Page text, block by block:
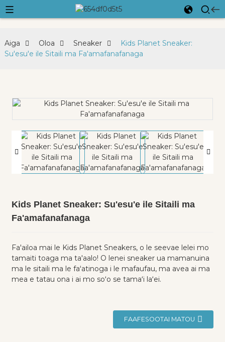
Aiga Oloa Sneaker
Kids Planet Sneaker:
Su'esu'e ile Sitaili ma Fa'amafanafanaga
Kids Planet Sneaker: Su'esu'e ile Sitaili ma
Fa'amafanafanaga
Fa'ailoa mai le Kids Planet Sneakers, o le seevae lelei mo
tamaiti toaga ma ta'aalo! O lenei sneaker ua mamanuina
ma le sitaili ma le faʻatinoga i le mafaufau, ma avea ai ma
mea e tatau ona i ai mo soʻo se tamaʻi laʻei.
FAAFESOOTAI MATOU